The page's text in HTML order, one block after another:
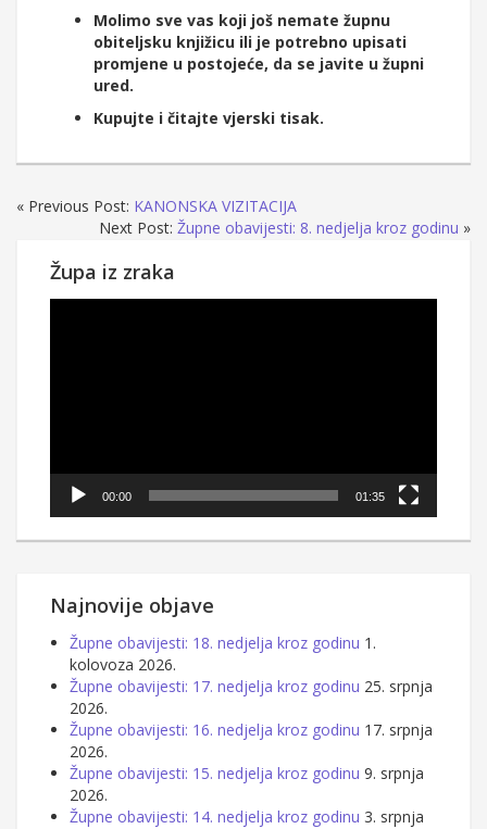
Molimo sve vas koji još nemate župnu
obiteljsku knjižicu ili je potrebno upisati
promjene u postojeće, da se javite u župni
ured.
Kupujte i čitajte vjerski tisak.
« Previous Post: KANONSKA VIZITACIJA
Next Post: Župne obavijesti: 8. nedjelja kroz godinu »
Župa iz zraka
00:00 01:35
Najnovije objave
Župne obavijesti: 18. nedjelja kroz godinu 1.
kolovoza 2026.
Župne obavijesti: 17. nedjelja kroz godinu 25. srpnja
2026.
Župne obavijesti: 16. nedjelja kroz godinu 17. srpnja
2026.
Župne obavijesti: 15. nedjelja kroz godinu 9. srpnja
2026.
Župne obavijesti: 14. nedjelja kroz godinu 3. srpnja